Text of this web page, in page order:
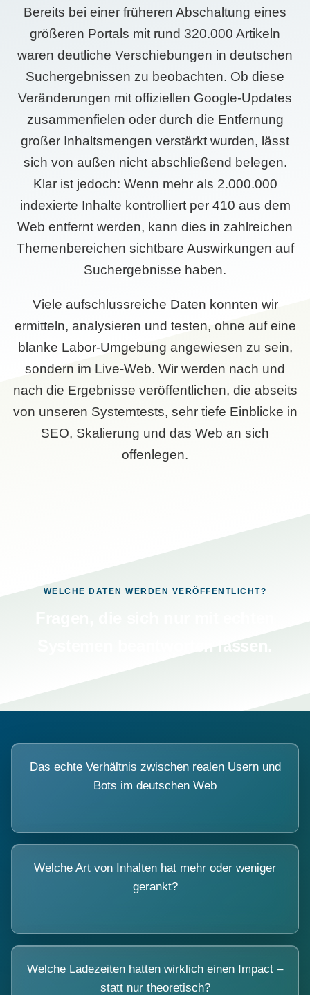
Bereits bei einer früheren Abschaltung eines
größeren Portals mit rund 320.000 Artikeln
waren deutliche Verschiebungen in deutschen
Suchergebnissen zu beobachten. Ob diese
Veränderungen mit offiziellen Google-Updates
zusammenfielen oder durch die Entfernung
großer Inhaltsmengen verstärkt wurden, lässt
sich von außen nicht abschließend belegen.
Klar ist jedoch: Wenn mehr als 2.000.000
indexierte Inhalte kontrolliert per 410 aus dem
Web entfernt werden, kann dies in zahlreichen
Themenbereichen sichtbare Auswirkungen auf
Suchergebnisse haben.
Viele aufschlussreiche Daten konnten wir
ermitteln, analysieren und testen, ohne auf eine
blanke Labor-Umgebung angewiesen zu sein,
sondern im Live-Web. Wir werden nach und
nach die Ergebnisse veröffentlichen, die abseits
von unseren Systemtests, sehr tiefe Einblicke in
SEO, Skalierung und das Web an sich
offenlegen.
WELCHE DATEN WERDEN VERÖFFENTLICHT?
Das echte Verhältnis zwischen realen Usern und
Bots im deutschen Web
Welche Art von Inhalten hat mehr oder weniger
gerankt?
Welche Ladezeiten hatten wirklich einen Impact –
statt nur theoretisch?